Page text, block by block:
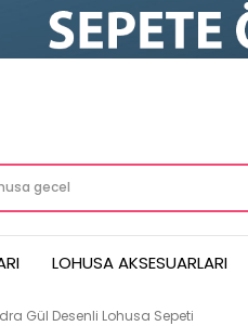
LOHUSA AKSESUARLARI
Gül Desenli Lohusa Sepeti